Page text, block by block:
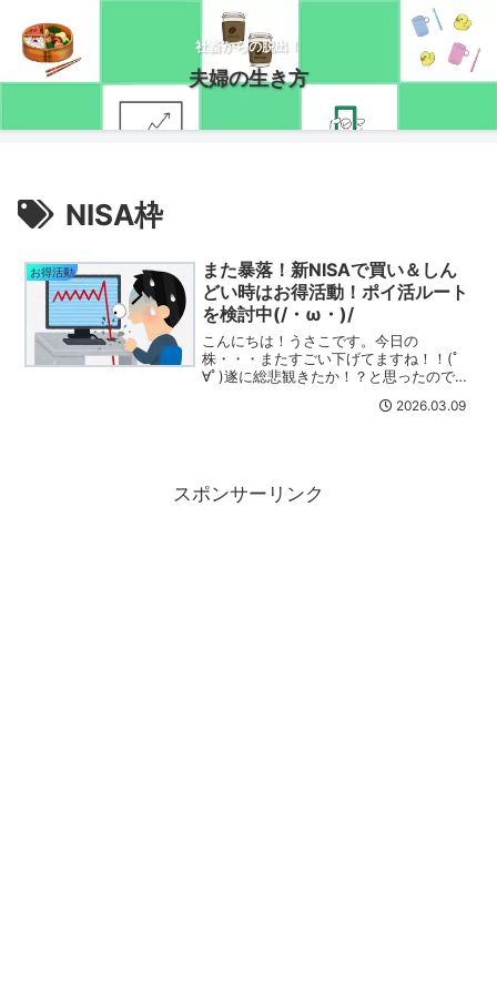
社畜からの脱出！
夫婦の生き方
NISA枠
お得活動
また暴落！新NISAで買い＆しん
どい時はお得活動！ポイ活ルート
を検討中(/・ω・)/
こんにちは！うさこです。今日の
株・・・またすごい下げてますね！！(ﾟ
∀ﾟ)遂に総悲観きたか！？と思ったのです
大分先行きが不安な情勢になってきまし
2026.03.09
スポンサーリンク